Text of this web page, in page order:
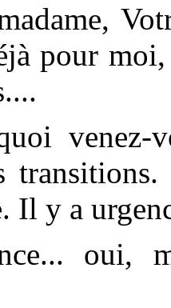
pour
venez-
transitions.
Il y a
oui,